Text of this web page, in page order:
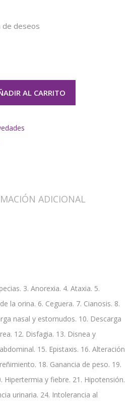
de deseos
AL CARRITO
ADICIONAL
3. Anorexia. 4. Ataxia. 5.
la orina. 6. Ceguera. 7. Cianosis. 8.
nasal y estornudos. 10. Descarga
12. Disfagia. 13. Disnea y
15. Epistaxis. 16. Alteración
18. Ganancia de peso. 19.
Hipertermia y fiebre. 21. Hipotensión.
urinaria. 24. Intolerancia al